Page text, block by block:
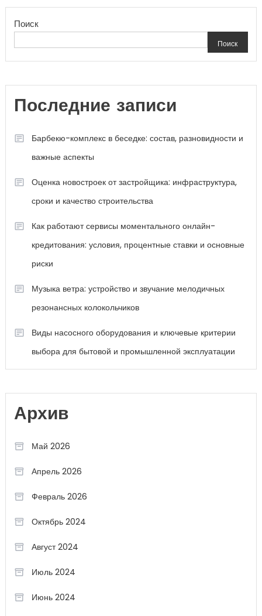
Поиск
Поиск
Последние записи
Барбекю-комплекс в беседке: состав, разновидности и
важные аспекты
Оценка новостроек от застройщика: инфраструктура,
сроки и качество строительства
Как работают сервисы моментального онлайн-
кредитования: условия, процентные ставки и основные
риски
Музыка ветра: устройство и звучание мелодичных
резонансных колокольчиков
Виды насосного оборудования и ключевые критерии
выбора для бытовой и промышленной эксплуатации
Архив
Май 2026
Апрель 2026
Февраль 2026
Октябрь 2024
Август 2024
Июль 2024
Июнь 2024